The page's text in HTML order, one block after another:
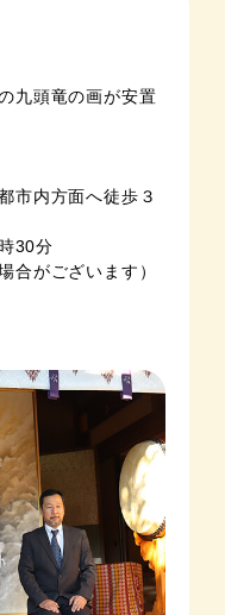
九頭竜の画が安置
市内方面へ徒歩３
30分
合がございます）